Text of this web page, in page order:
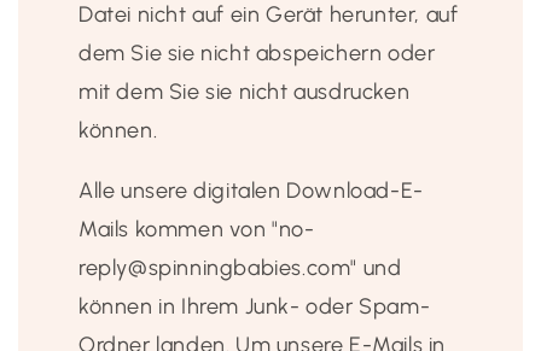
Datei nicht auf ein Gerät herunter, auf
dem Sie sie nicht abspeichern oder
mit dem Sie sie nicht ausdrucken
können.
Alle unsere digitalen Download-E-
Mails kommen von "no-
reply@spinningbabies.com" und
können in Ihrem Junk- oder Spam-
Ordner landen. Um unsere E-Mails in